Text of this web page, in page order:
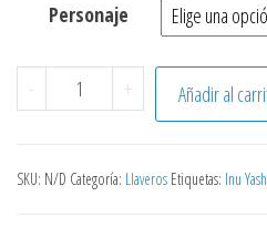
Personaje
- Inu Yasha - Llaveros cantidad
+ Añadir al
SKU: N/D Categoría: Llaveros Etiquetas: Inu